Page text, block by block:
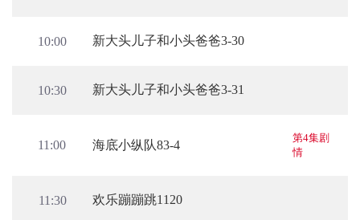
10:00 新大头儿子和小头爸爸3-30
10:30 新大头儿子和小头爸爸3-31
11:00 海底小纵队83-4
第4集剧
情
11:30 欢乐蹦蹦跳1120